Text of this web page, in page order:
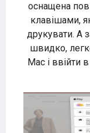
оснащена
клавішами,
друкувати. А
швидко,
Mac і ввійти